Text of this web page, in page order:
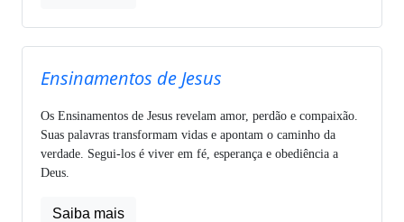
Ensinamentos de Jesus
Os Ensinamentos de Jesus revelam amor, perdão e compaixão.
Suas palavras transformam vidas e apontam o caminho da
verdade. Segui-los é viver em fé, esperança e obediência a
Deus.
Saiba mais